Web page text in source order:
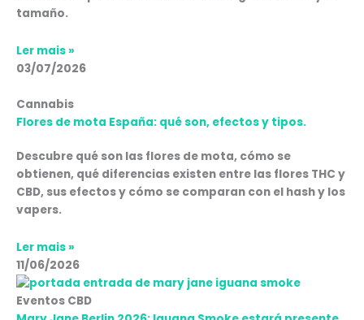
tamaño.
Ler mais »
03/07/2026
Cannabis
Flores de mota España: qué son, efectos y tipos.
Descubre qué son las flores de mota, cómo se
obtienen, qué diferencias existen entre las flores THC y
CBD, sus efectos y cómo se comparan con el hash y los
vapers.
Ler mais »
11/06/2026
Eventos CBD